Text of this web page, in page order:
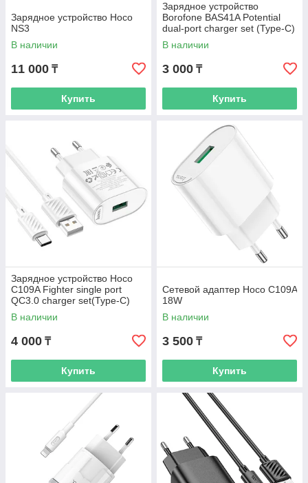
Зарядное устройство Hoco
NS3
В наличии
11 000 ₸
Купить
Зарядное устройство
Borofone BAS41A Potential
dual-port charger set (Type-C)
(EU) white
В наличии
3 000 ₸
Купить
Зарядное устройство Hoco
C109A Fighter single port
QC3.0 charger set(Type-C)
(EU) white
В наличии
4 000 ₸
Купить
Сетевой адаптер Hoco C109A
18W
В наличии
3 500 ₸
Купить